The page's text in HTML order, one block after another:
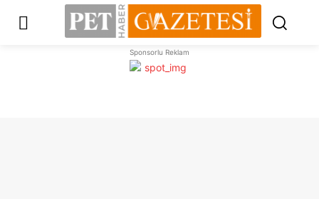
Sponsorlu Reklam